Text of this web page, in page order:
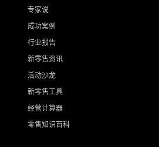
专家说
成功案例
行业报告
新零售资讯
活动沙龙
新零售工具
经营计算器
零售知识百科